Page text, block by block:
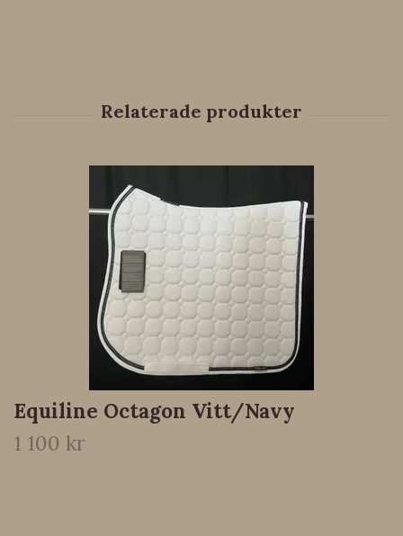
Equiline Octagon Vitt/Navy
1 100 kr